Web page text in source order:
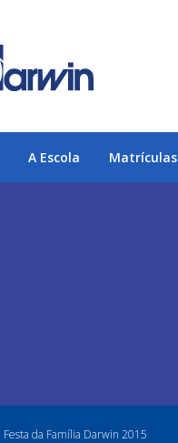
A Escola Matrículas
Festa da Família Darwin 2015